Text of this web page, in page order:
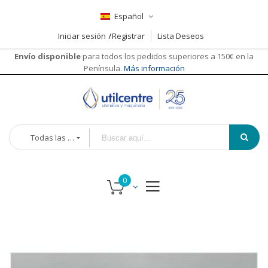
Español
Iniciar sesión
Registrar
Lista Deseos
Envío disponible para todos los pedidos superiores a 150€ en la
Península. Más información
Todas las categorías